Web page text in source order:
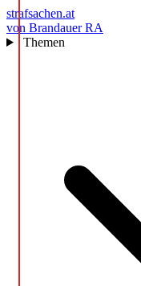
strafsachen.at
von Brandauer RA
Themen